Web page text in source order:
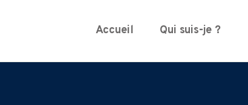
Accueil Qui suis-je ?